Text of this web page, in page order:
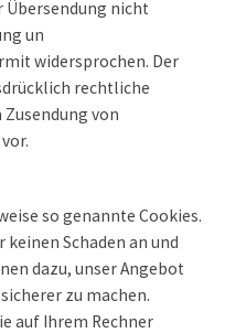
nicht
un
widersprochen. Der
rechtliche
von
so genannte Cookies.
Schaden an und
dazu, unser Angebot
zu machen.
auf Ihrem Rechner